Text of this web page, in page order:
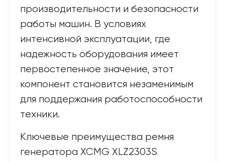
производительности и безопасности
работы машин. В условиях
интенсивной эксплуатации, где
надежность оборудования имеет
первостепенное значение, этот
компонент становится незаменимым
для поддержания работоспособности
техники.
Ключевые преимущества ремня
генератора XCMG XLZ2303S